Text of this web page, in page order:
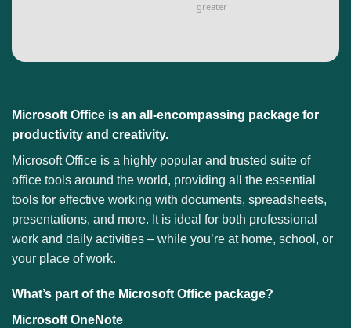
greater
Microsoft Office is an all-encompassing package for
productivity and creativity.
Microsoft Office is a highly popular and trusted suite of
office tools around the world, providing all the essential
tools for effective working with documents, spreadsheets,
presentations, and more. It is ideal for both professional
work and daily activities – while you’re at home, school, or
your place of work.
What’s part of the Microsoft Office package?
Microsoft OneNote